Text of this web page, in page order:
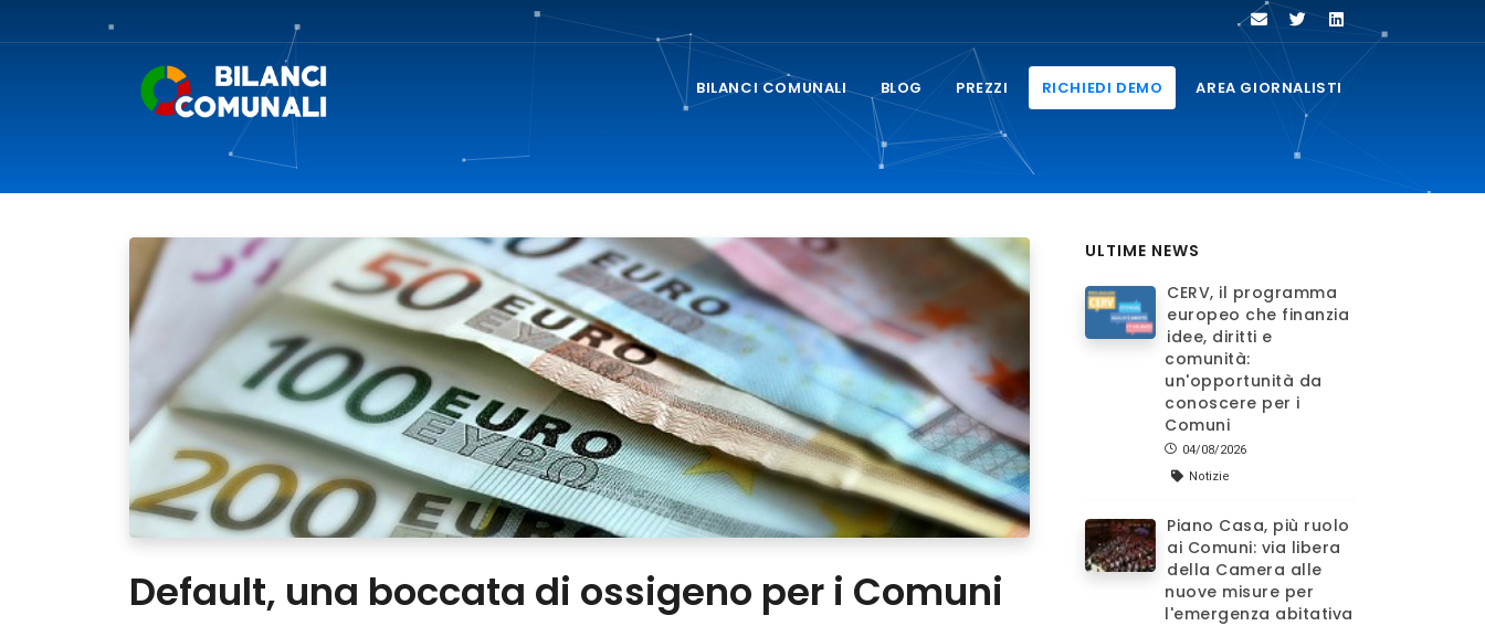
BILANCI COMUNALI BLOG PREZZI RICHIEDI DEMO AREA GIORNALISTI
Default, una boccata di ossigeno per i Comuni
ULTIME NEWS
CERV, il programma
europeo che finanzia
idee, diritti e
comunità:
un'opportunità da
conoscere per i
Comuni
04/08/2026
Notizie
Piano Casa, più ruolo
ai Comuni: via libera
della Camera alle
nuove misure per
l'emergenza abitativa